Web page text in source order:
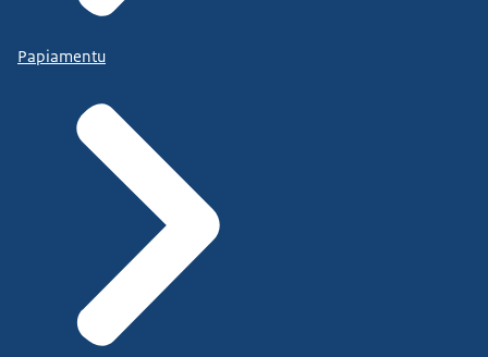
Papiamentu